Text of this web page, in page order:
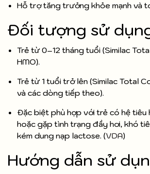
Hỗ trợ tăng trưởng khỏe mạnh và
Đối tượng sử
Trẻ từ 0–12 tháng tuổi (Similac
HMO).
Trẻ từ 1 tuổi trở lên (Similac Total
và các dòng tiếp theo).
Đặc biệt phù hợp với trẻ có hệ tiêu
hoặc gặp tình trạng đầy hơi, khó
kém dung nạp lactose. (VDA)
Hướng dẫn sử